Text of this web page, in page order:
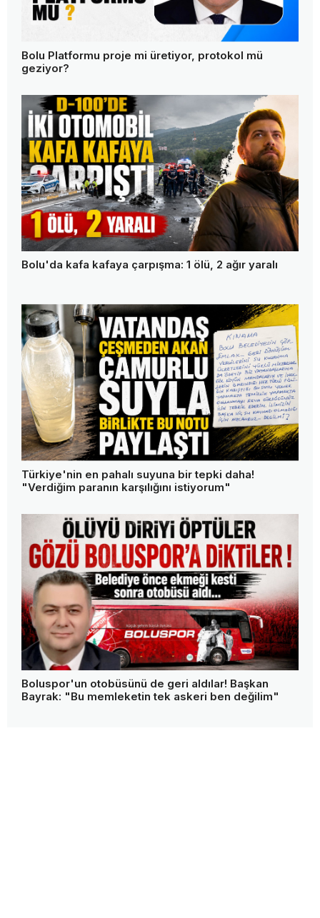
Bolu Platformu proje mi üretiyor, protokol mü
geziyor?
Bolu'da kafa kafaya çarpışma: 1 ölü, 2 ağır yaralı
Türkiye'nin en pahalı suyuna bir tepki daha!
"Verdiğim paranın karşılığını istiyorum"
Boluspor'un otobüsünü de geri aldılar! Başkan
Bayrak: "Bu memleketin tek askeri ben değilim"